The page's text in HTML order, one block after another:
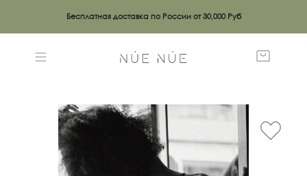
Бесплатная доставка по России от 30,000 Руб